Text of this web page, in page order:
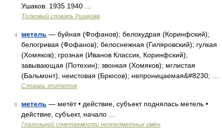
Ушаков. 1935 1940 …
Толковый словарь Ушакова
4 метель — буйная (Фофанов); белокудрая (Коринфский);
белогривая (Фофанов); белоснежная (Гиляровский); гулкая
(Хомяков); грозная (Иванов Классик, Коринфский);
завывающая (Потехин); звонкая (Хомяков); мглистая
(Бальмонт); неистовая (Брюсов); непроницаемая&#8230; …
Словарь эпитетов
5 метель — метёт • действие, субъект поднялась метель •
действие, субъект, начало …
Глагольной сочетаемости непредметных имён